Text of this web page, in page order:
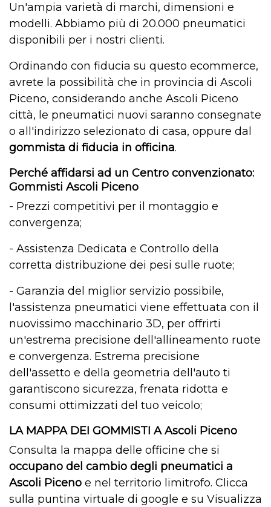
Un'ampia varietà di marchi, dimensioni e
modelli. Abbiamo più di 20.000 pneumatici
disponibili per i nostri clienti.
Ordinando con fiducia su questo ecommerce,
avrete la possibilità che in provincia di Ascoli
Piceno, considerando anche Ascoli Piceno
città, le pneumatici nuovi saranno consegnate
o all'indirizzo selezionato di casa, oppure dal
gommista di fiducia in officina.
Perché affidarsi ad un Centro convenzionato:
Gommisti Ascoli Piceno
- Prezzi competitivi per il montaggio e
convergenza;
- Assistenza Dedicata e Controllo della
corretta distribuzione dei pesi sulle ruote;
- Garanzia del miglior servizio possibile,
l'assistenza pneumatici viene effettuata con il
nuovissimo macchinario 3D, per offrirti
un'estrema precisione dell'allineamento ruote
e convergenza. Estrema precisione
dell'assetto e della geometria dell'auto ti
garantiscono sicurezza, frenata ridotta e
consumi ottimizzati del tuo veicolo;
LA MAPPA DEI GOMMISTI A Ascoli Piceno
Consulta la mappa delle officine che si
occupano del cambio degli pneumatici a
Ascoli Piceno e nel territorio limitrofo. Clicca
sulla puntina virtuale di google e su Visualizza